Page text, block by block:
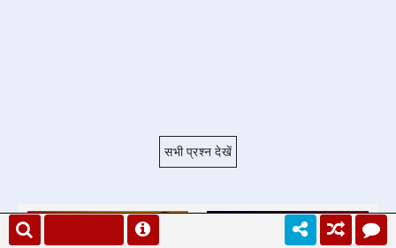
सभी प्रश्न देखें